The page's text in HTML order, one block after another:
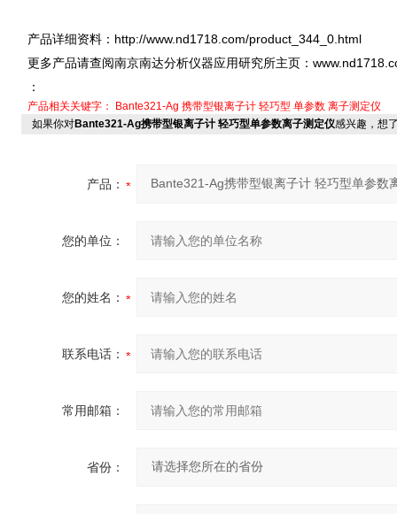
产品详细资料： http://www.nd1718.com/product_344_0.html
更多产品请查阅南京南达分析仪器应用研究所主页：
：
产品相关关键字： Bante321-Ag 携带型银离子计 轻巧型 单参数 离子测定仪
如果你对Bante321-Ag携带型银离子计 轻巧型单参数离子测定仪感兴趣，想
产品：
您的单位：
您的姓名：
联系电话：
常用邮箱：
省份：